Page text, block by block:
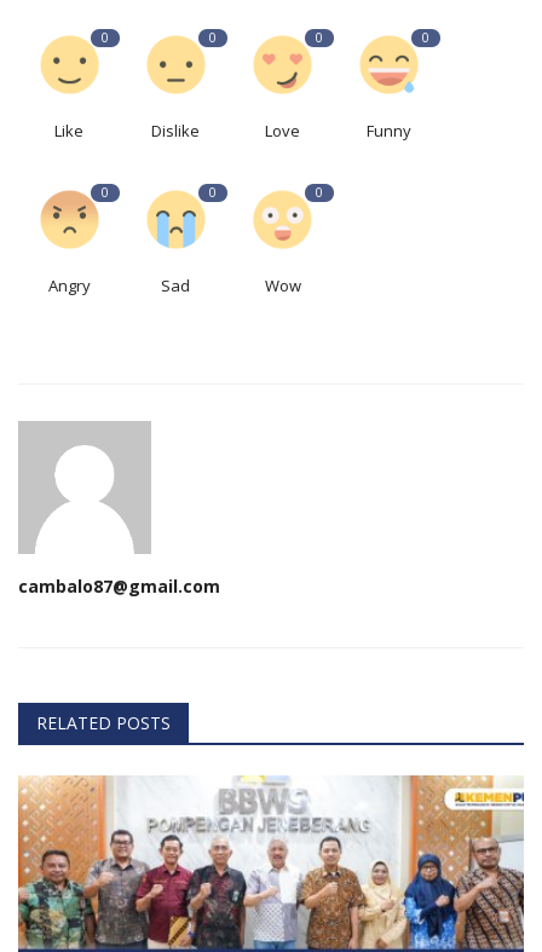
0
Like
0
Dislike
0
Love
0
Funny
0
Angry
0
Sad
0
Wow
cambalo87@gmail.com
RELATED POSTS